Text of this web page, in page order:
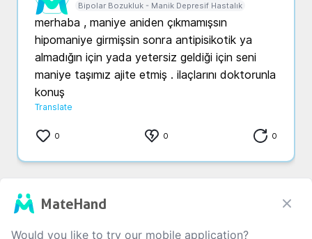
Bipolar Bozukluk - Manik Depresif Hastalık
merhaba , maniye aniden çıkmamışsın
hipomaniye girmişsin sonra antipisikotik ya
almadığın için yada yetersiz geldiği için seni
maniye taşımız ajite etmiş . ilaçlarını doktorunla
konuş
Translate
0 0 0
MateHand
Would you like to try our mobile application?